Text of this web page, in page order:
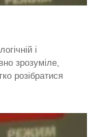
і
зрозуміле,
розібратися